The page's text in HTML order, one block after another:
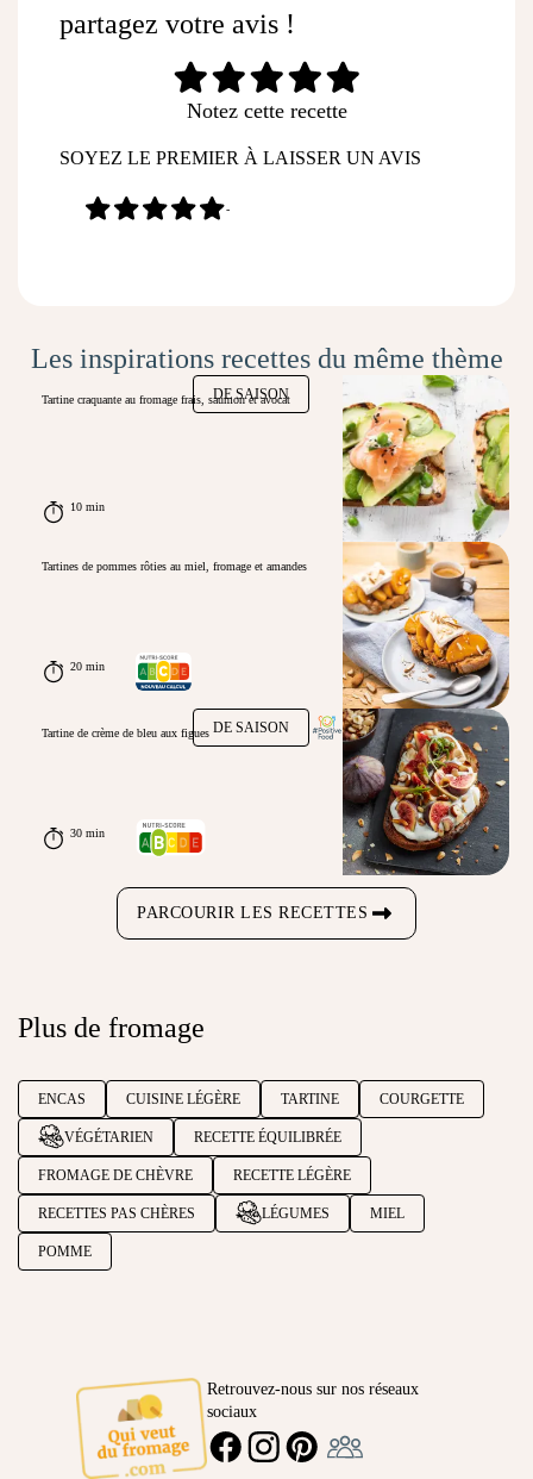
partagez votre avis !
Notez cette recette
SOYEZ LE PREMIER À LAISSER UN AVIS
-
Les inspirations recettes du même thème
DE SAISON
Tartine craquante au fromage frais, saumon et avocat
10 min
Tartines de pommes rôties au miel, fromage et amandes
20 min
DE SAISON
Tartine de crème de bleu aux figues
30 min
PARCOURIR LES RECETTES
Plus de fromage
ENCAS CUISINE LÉGÈRE TARTINE COURGETTE
VÉGÉTARIEN RECETTE ÉQUILIBRÉE
FROMAGE DE CHÈVRE RECETTE LÉGÈRE
RECETTES PAS CHÈRES LÉGUMES MIEL
POMME
Retrouvez-nous sur nos réseaux
sociaux
FACEBOOKINSTAGRAMPINTEREST